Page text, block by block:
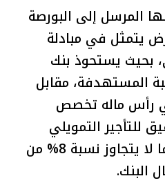
المرسل إلى البورصة
يتمثل في مبادلة
بحيث يستحوذ بنك
المستهدفة، مقابل
رأس ماله تخصص
للتأجير التمويلي
المستجيبين للعرض بما لا يتجاوز نسبة 8% من
البنك.